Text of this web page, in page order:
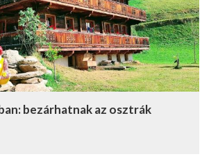
bezárhatnak az osztrák